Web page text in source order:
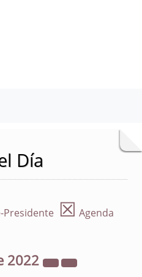
Día
Presidente ☒ Agenda
2022